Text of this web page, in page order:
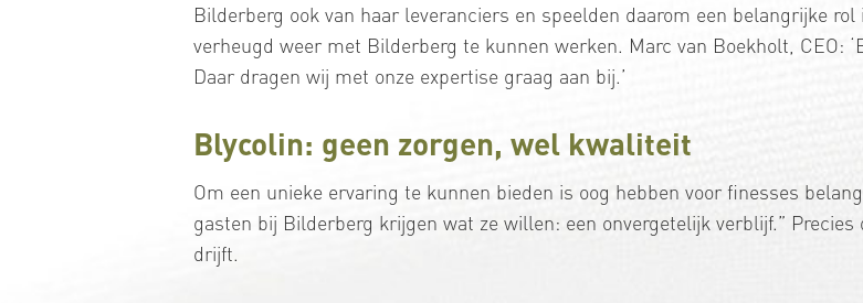
Bilderberg ook van haar leveranciers en speelden daarom een belangrijke
verheugd weer met Bilderberg te kunnen werken. Marc van Boekholt, CEO:
Daar dragen wij met onze expertise graag aan bij.’
Blycolin: geen zorgen, wel kwaliteit
Om een unieke ervaring te kunnen bieden is oog hebben voor finesses
gasten bij Bilderberg krijgen wat ze willen: een onvergetelijk verblijf.”
drijft.